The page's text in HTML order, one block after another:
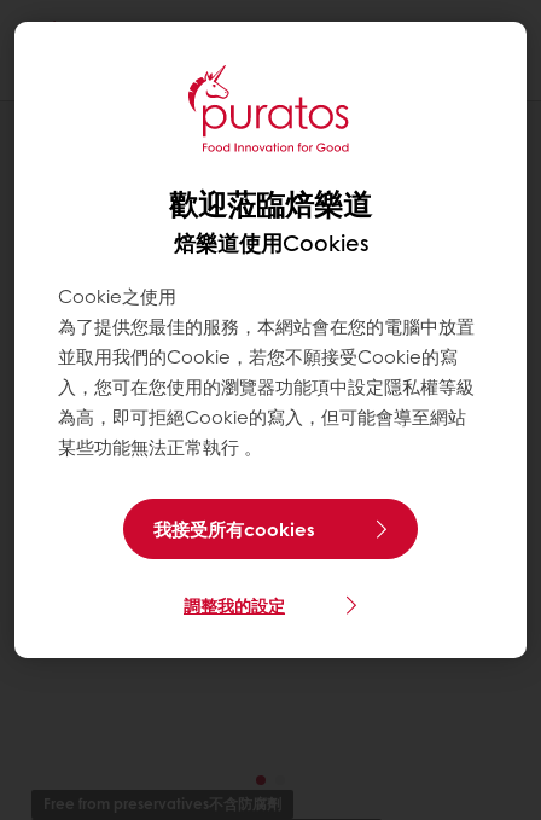
Chocolate巧克力
Free from preservatives不含防腐劑
歡迎蒞臨焙樂道
焙樂道使用Cookies
Cookie之使用
為了提供您最佳的服務，本網站會在您的電腦中放置
並取用我們的Cookie，若您不願接受Cookie的寫
入，您可在您使用的瀏覽器功能項中設定隱私權等級
為高，即可拒絕Cookie的寫入，但可能會導至網站
某些功能無法正常執行 。
我接受所有cookies
調整我的設定